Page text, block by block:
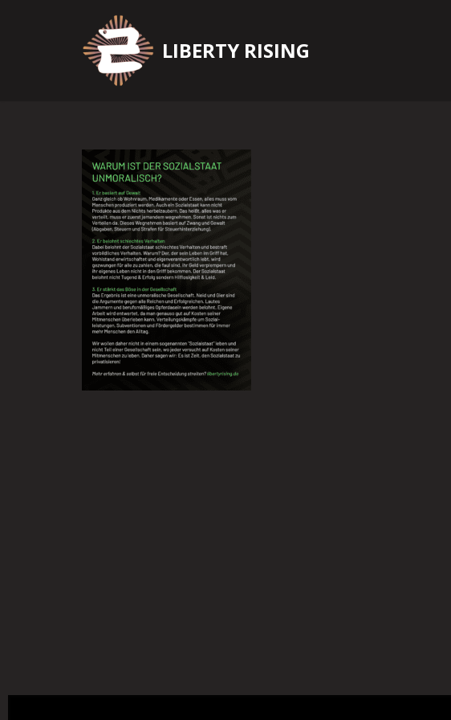
LIBERTY RISING